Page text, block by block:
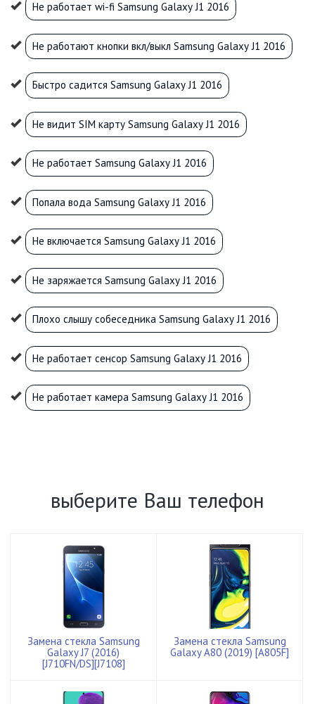
Не работает wi-fi Samsung Galaxy J1 2016
Не работают кнопки вкл/выкл Samsung Galaxy J1 2016
Быстро садится Samsung Galaxy J1 2016
Не видит SIM карту Samsung Galaxy J1 2016
Не работает Samsung Galaxy J1 2016
Попала вода Samsung Galaxy J1 2016
Не включается Samsung Galaxy J1 2016
Не заряжается Samsung Galaxy J1 2016
Плохо слышу собеседника Samsung Galaxy J1 2016
Не работает сенсор Samsung Galaxy J1 2016
Не работает камера Samsung Galaxy J1 2016
выберите Ваш телефон
Замена стекла Samsung
Galaxy J7 (2016)
[J710FN/DS][J7108]
Замена стекла Samsung
Galaxy A80 (2019) [A805F]